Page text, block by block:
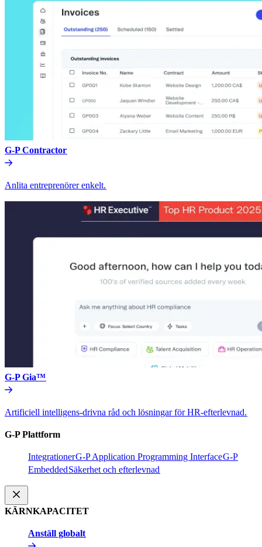
G-P Contractor​​
Anlita entreprenörer enkelt.​​
G-P Gia™​​
Artificiell intelligens-drivna råd och lösningar för HR-efterlevnad.​​
G-P Plattform​​
Integrationer​​G-P Application Programming Interface​​G-P
Embedded​​Säkerhet och efterlevnad​​
KÄRNKAPACITET​​
Anställ globalt​​